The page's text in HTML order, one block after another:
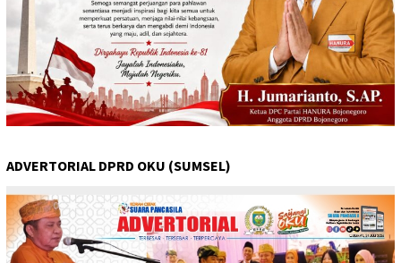
ADVERTORIAL DPRD OKU (SUMSEL)